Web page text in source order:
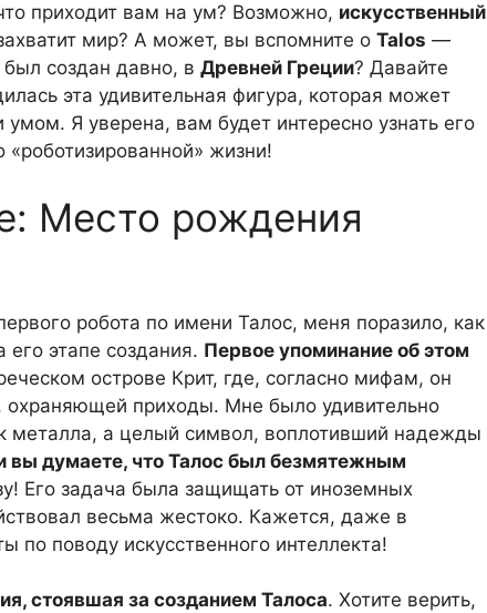
приходит вам на ум? Возможно, искусственный
мир? А может, вы вспомните о Talos —
создан давно, в Древней Греции? Давайте
эта удивительная фигура, которая может
умом. Я уверена, вам будет интересно узнать его
жизни!
Место рождения
робота по имени Талос, меня поразило, как
этапе создания. Первое упоминание об этом
острове Крит, где, согласно мифам, он
охраняющей приходы. Мне было удивительно
металла, а целый символ, воплотивший надежды
вы думаете, что Талос был безмятежным
Его задача была защищать от иноземных
весьма жестоко. Кажется, даже в
по поводу искусственного интеллекта!
стоявшая за созданием Талоса. Хотите верить,